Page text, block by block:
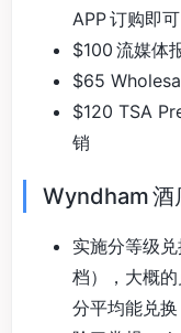
APP 订购即
$100 流媒体
$65
$120 TSA
销
Wyndham 酒
实施分等级
档），大概
分平均能兑换